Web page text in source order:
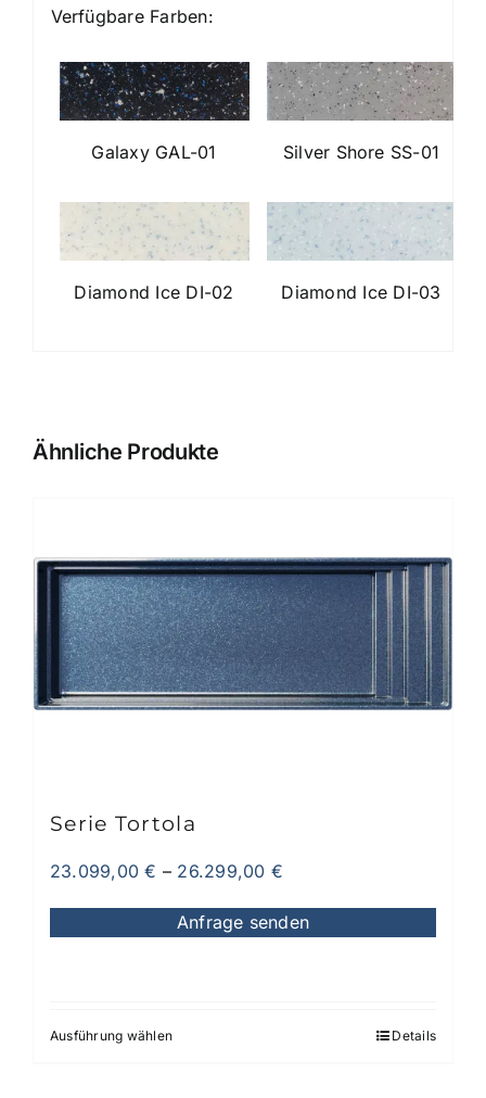
Verfügbare Farben:
Galaxy GAL-01 Silver Shore SS-01
Diamond Ice DI-02 Diamond Ice DI-03
Ähnliche Produkte
Serie Tortola
23.099,00€ – 26.299,00 €
Anfrage senden
Ausführung wählenDieses
Details